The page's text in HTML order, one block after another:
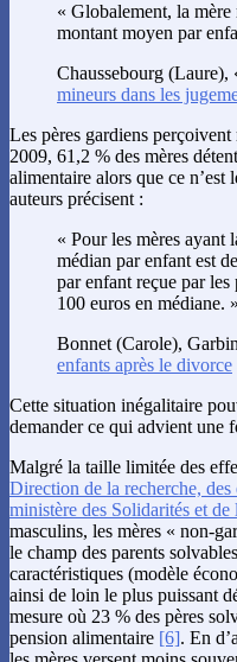
« Globalement, la
montant moyen par
Chaussebourg (Laure),
mineurs dans les
Les pères gardiens
2009, 61,2 % des mères
alimentaire alors que ce
auteurs précisent :
« Pour les mères ayant
médian par enfant est
par enfant reçue par
100 euros en médiane. »
Bonnet (Carole),
enfants après le divorce
Cette situation inégalitaire
demander ce qui advient une
Malgré la taille limitée des
Direction de la recherche, des
ministère des Solidarités et de
masculins, les mères « non-
le champ des parents
caractéristiques (modèle
ainsi de loin le plus puissant
mesure où 23 % des pères
pension alimentaire [6]. En